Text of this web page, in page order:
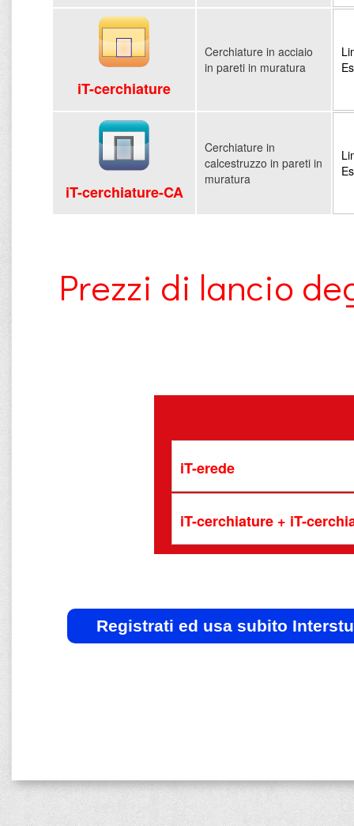
iT-cerchiature
Cerchiature in acciaio
in pareti in muratura
iT-cerchiature-CA
Cerchiature in
calcestruzzo in pareti in
muratura
Prezzi di lancio
iT-erede
iT-cerchiature + iT-
Registrati ed usa subito